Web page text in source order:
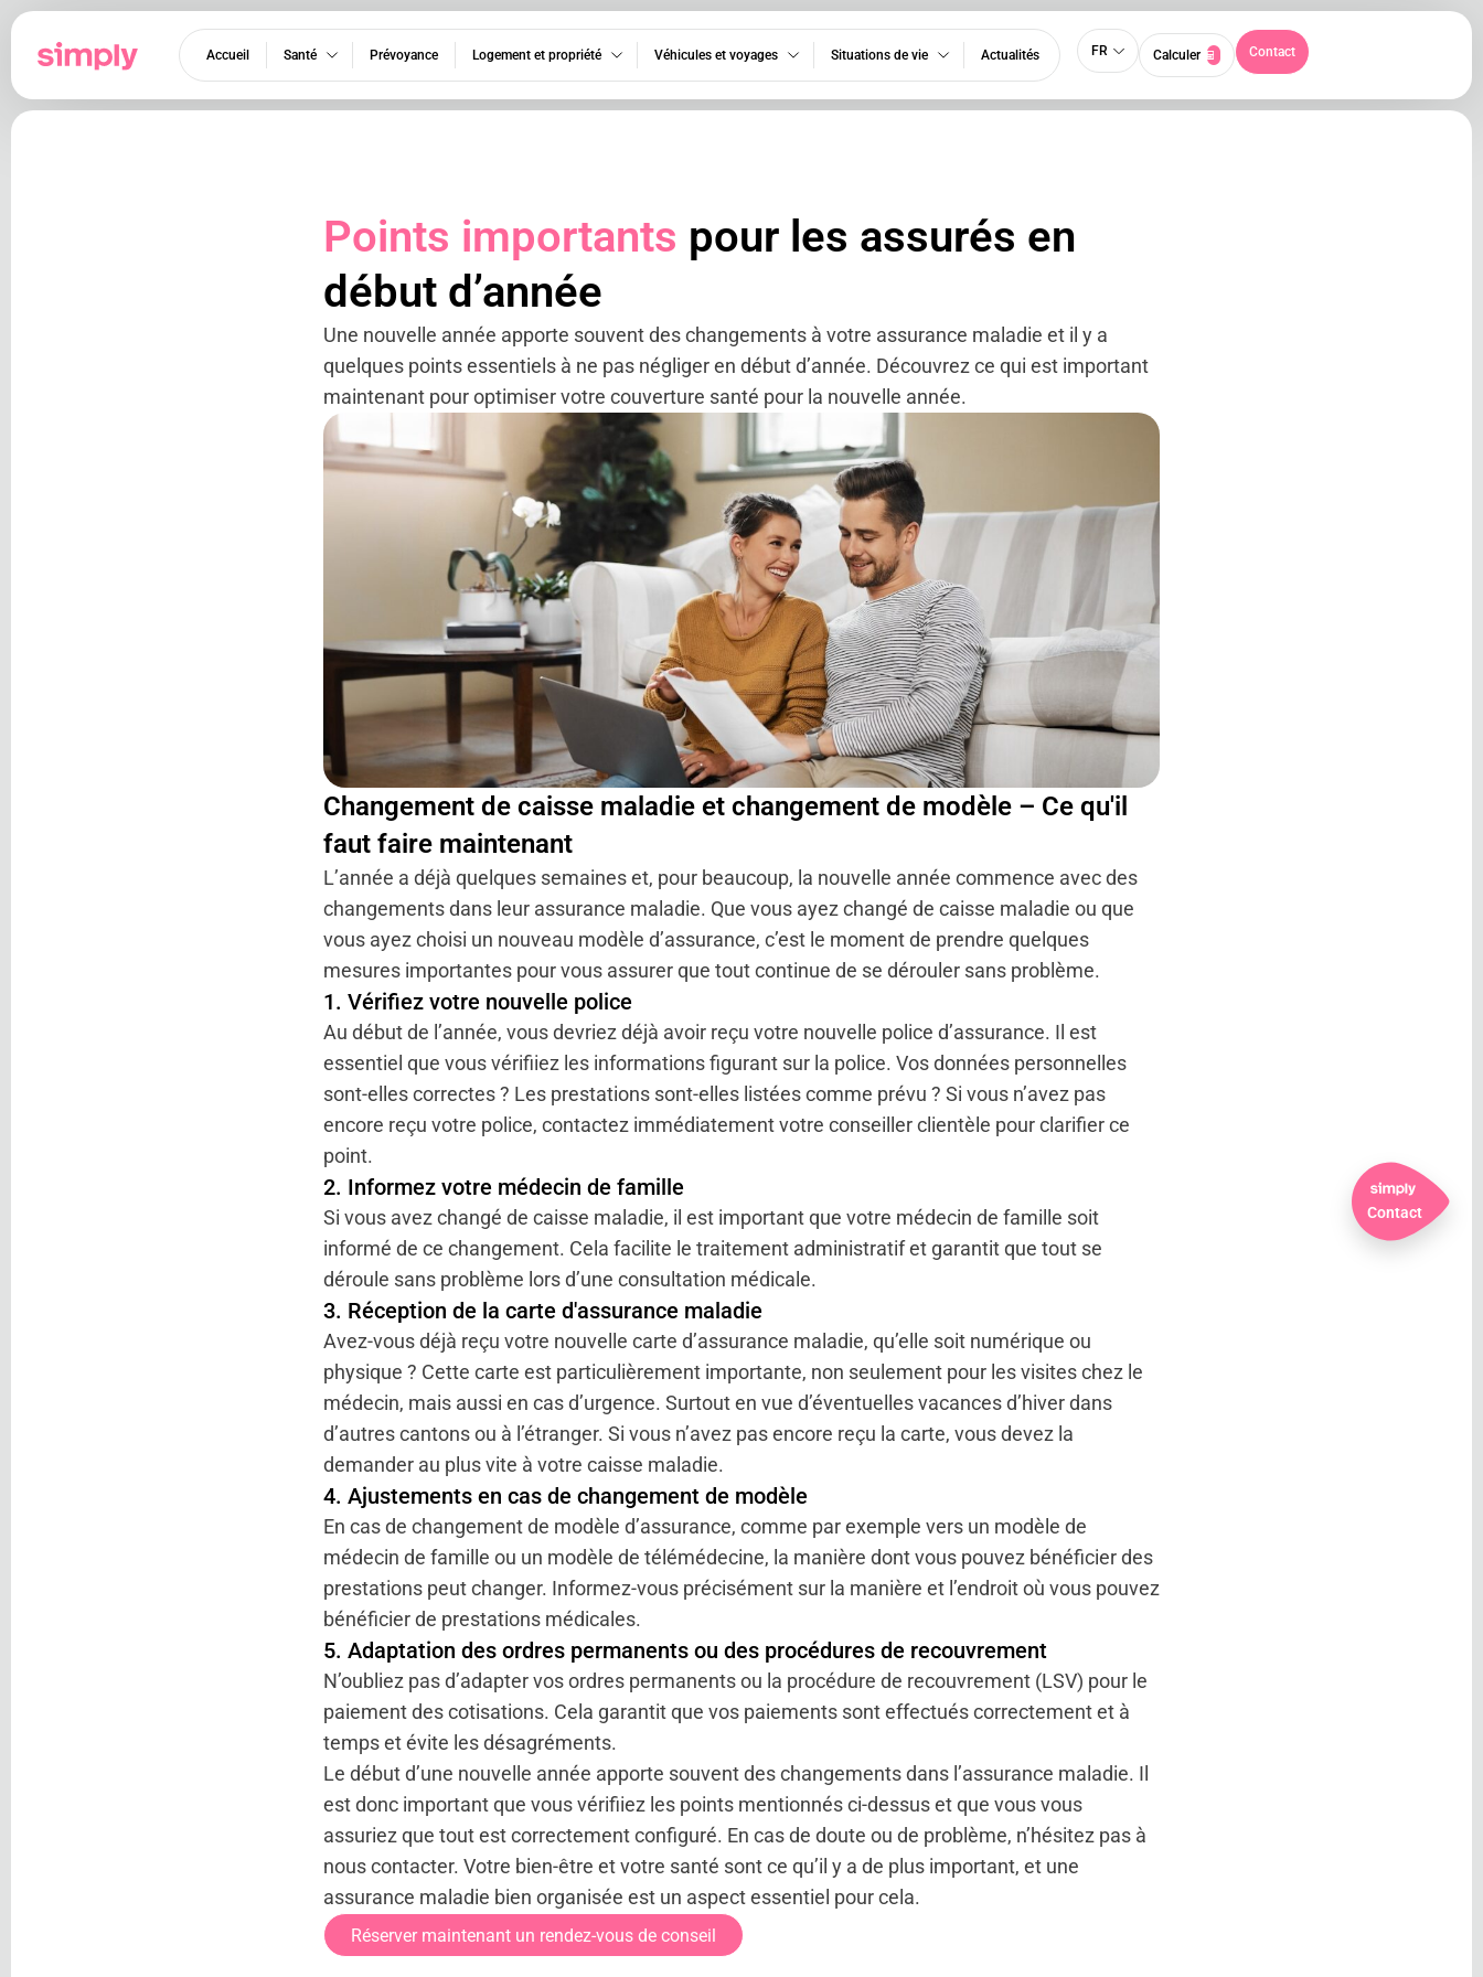
Accueil Santé Prévoyance Logement et propriété Véhicules et voyages Situations de vie Actualités FR Calculer Contact
Points importants pour les assurés en
début d’année
Une nouvelle année apporte souvent des changements à votre assurance maladie et il y a
quelques points essentiels à ne pas négliger en début d’année. Découvrez ce qui est important
maintenant pour optimiser votre couverture santé pour la nouvelle année.
Changement de caisse maladie et changement de modèle – Ce qu'il
faut faire maintenant
L’année a déjà quelques semaines et, pour beaucoup, la nouvelle année commence avec des
changements dans leur assurance maladie. Que vous ayez changé de caisse maladie ou que
vous ayez choisi un nouveau modèle d’assurance, c’est le moment de prendre quelques
mesures importantes pour vous assurer que tout continue de se dérouler sans problème.
1. Vérifiez votre nouvelle police
Au début de l’année, vous devriez déjà avoir reçu votre nouvelle police d’assurance. Il est
essentiel que vous vérifiiez les informations figurant sur la police. Vos données personnelles
sont-elles correctes ? Les prestations sont-elles listées comme prévu ? Si vous n’avez pas
encore reçu votre police, contactez immédiatement votre conseiller clientèle pour clarifier ce
point.
2. Informez votre médecin de famille
Si vous avez changé de caisse maladie, il est important que votre médecin de famille soit
informé de ce changement. Cela facilite le traitement administratif et garantit que tout se
déroule sans problème lors d’une consultation médicale.
3. Réception de la carte d'assurance maladie
Avez-vous déjà reçu votre nouvelle carte d’assurance maladie, qu’elle soit numérique ou
physique ? Cette carte est particulièrement importante, non seulement pour les visites chez le
médecin, mais aussi en cas d’urgence. Surtout en vue d’éventuelles vacances d’hiver dans
d’autres cantons ou à l’étranger. Si vous n’avez pas encore reçu la carte, vous devez la
demander au plus vite à votre caisse maladie.
4. Ajustements en cas de changement de modèle
En cas de changement de modèle d’assurance, comme par exemple vers un modèle de
médecin de famille ou un modèle de télémédecine, la manière dont vous pouvez bénéficier des
prestations peut changer. Informez-vous précisément sur la manière et l’endroit où vous pouvez
bénéficier de prestations médicales.
5. Adaptation des ordres permanents ou des procédures de recouvrement
N’oubliez pas d’adapter vos ordres permanents ou la procédure de recouvrement (LSV) pour le
paiement des cotisations. Cela garantit que vos paiements sont effectués correctement et à
temps et évite les désagréments.
Le début d’une nouvelle année apporte souvent des changements dans l’assurance maladie. Il
est donc important que vous vérifiiez les points mentionnés ci-dessus et que vous vous
assuriez que tout est correctement configuré. En cas de doute ou de problème, n’hésitez pas à
nous contacter. Votre bien-être et votre santé sont ce qu’il y a de plus important, et une
assurance maladie bien organisée est un aspect essentiel pour cela.
Réserver maintenant un rendez-vous de conseil
Contact